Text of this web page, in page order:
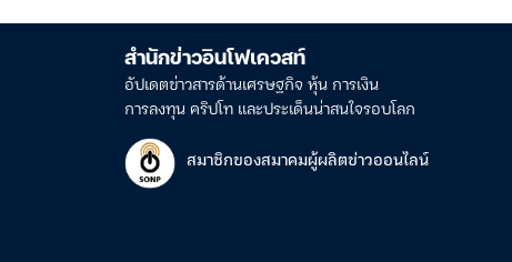
สำนักข่าวอินโฟเควสท์
อัปเดตข่าวสารด้านเศรษฐกิจ หุ้น การเงิน
การลงทุน คริปโท และประเด็นน่าสนใจรอบโลก
สมาชิกของสมาคมผู้ผลิตข่าวออนไลน์